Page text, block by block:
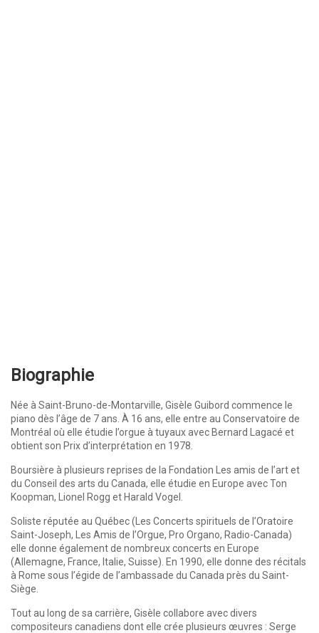
Biographie
Née à Saint-Bruno-de-Montarville, Gisèle Guibord commence le
piano dès l’âge de 7 ans. À 16 ans, elle entre au Conservatoire de
Montréal où elle étudie l’orgue à tuyaux avec Bernard Lagacé et
obtient son Prix d’interprétation en 1978.
Boursière à plusieurs reprises de la Fondation Les amis de l’art et
du Conseil des arts du Canada, elle étudie en Europe avec Ton
Koopman, Lionel Rogg et Harald Vogel.
Soliste réputée au Québec (Les Concerts spirituels de l’Oratoire
Saint-Joseph, Les Amis de l’Orgue, Pro Organo, Radio-Canada)
elle donne également de nombreux concerts en Europe
(Allemagne, France, Italie, Suisse). En 1990, elle donne des récitals
à Rome sous l’égide de l’ambassade du Canada près du Saint-
Siège.
Tout au long de sa carrière, Gisèle collabore avec divers
compositeurs canadiens dont elle crée plusieurs œuvres : Serge